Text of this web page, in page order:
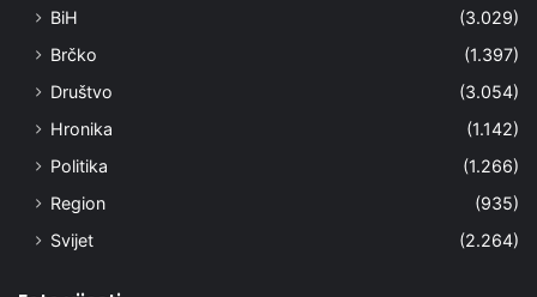
BiH
(3.029)
Brčko
(1.397)
Društvo
(3.054)
Hronika
(1.142)
Politika
(1.266)
Region
(935)
Svijet
(2.264)